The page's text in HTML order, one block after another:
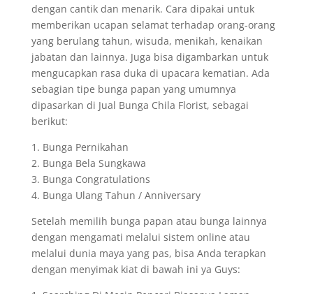
dengan cantik dan menarik. Cara dipakai untuk
memberikan ucapan selamat terhadap orang-orang
yang berulang tahun, wisuda, menikah, kenaikan
jabatan dan lainnya. Juga bisa digambarkan untuk
mengucapkan rasa duka di upacara kematian. Ada
sebagian tipe bunga papan yang umumnya
dipasarkan di Jual Bunga Chila Florist, sebagai
berikut:
1. Bunga Pernikahan
2. Bunga Bela Sungkawa
3. Bunga Congratulations
4. Bunga Ulang Tahun / Anniversary
Setelah memilih bunga papan atau bunga lainnya
dengan mengamati melalui sistem online atau
melalui dunia maya yang pas, bisa Anda terapkan
dengan menyimak kiat di bawah ini ya Guys: